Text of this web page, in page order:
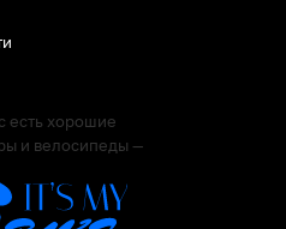
есть хорошие
и велосипеды —